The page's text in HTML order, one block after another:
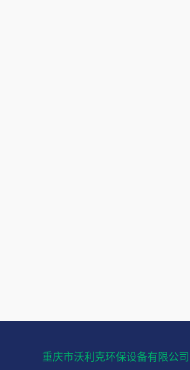
重庆市沃利克环保设备有限公司